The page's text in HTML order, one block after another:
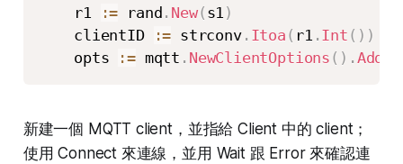
    r1
:= rand . New( s1 )
    clientID
:= strconv. Itoa ( r1 . Int ( ) )
    opts
:= mqtt . NewClientOptions ( ) .
新建一個 MQTT client，並指給 Client 中的 client；
使用 Connect 來連線，並用 Wait 跟 Error 來確認連